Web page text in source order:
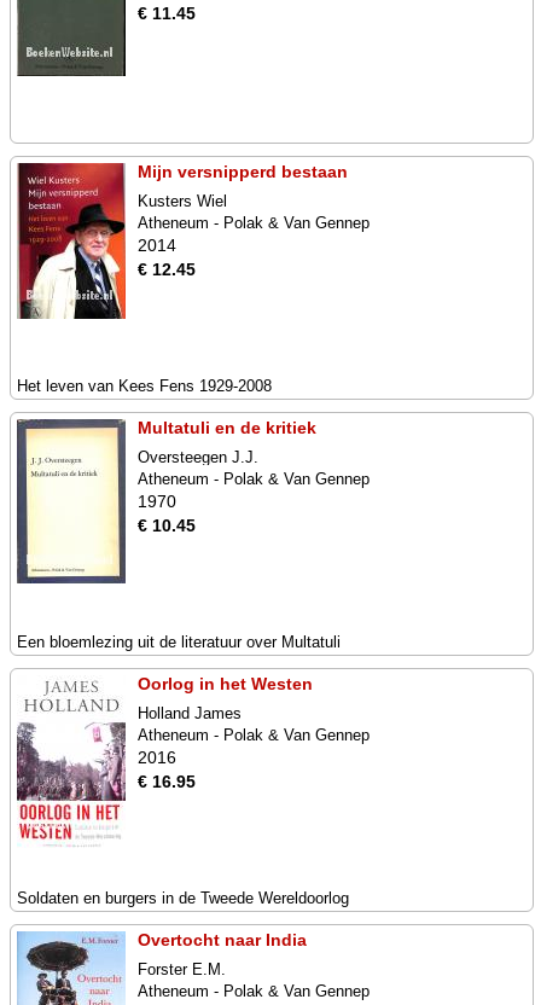
€ 11.45
Mijn versnipperd bestaan
Kusters Wiel
Atheneum - Polak & Van Gennep
2014
€ 12.45
Het leven van Kees Fens 1929-2008
Multatuli en de kritiek
Oversteegen J.J.
Atheneum - Polak & Van Gennep
1970
€ 10.45
Een bloemlezing uit de literatuur over Multatuli
Oorlog in het Westen
Holland James
Atheneum - Polak & Van Gennep
2016
€ 16.95
Soldaten en burgers in de Tweede Wereldoorlog
Overtocht naar India
Forster E.M.
Atheneum - Polak & Van Gennep